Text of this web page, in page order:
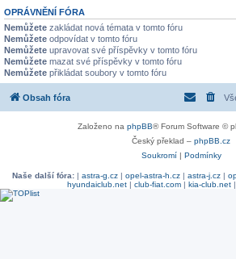
OPRÁVNĚNÍ FÓRA
Nemůžete zakládat nová témata v tomto fóru
Nemůžete odpovídat v tomto fóru
Nemůžete upravovat své příspěvky v tomto fóru
Nemůžete mazat své příspěvky v tomto fóru
Nemůžete přikládat soubory v tomto fóru
Obsah fóra
Založeno na phpBB® Forum Software ©
Český překlad – phpBB.cz
Soukromí| Podmínky
Naše další fóra: | astra-g.cz | opel-astra-h.cz | astra-j.cz |
hyundaiclub.net| club-fiat.com| kia-club.net|